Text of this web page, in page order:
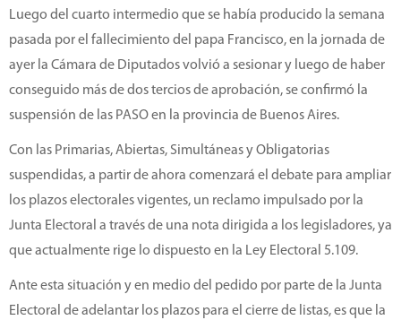
Luego del cuarto intermedio que se había producido la semana
pasada por el fallecimiento del papa Francisco, en la jornada de
ayer la Cámara de Diputados volvió a sesionar y luego de haber
conseguido más de dos tercios de aprobación, se confirmó la
suspensión de las PASO en la provincia de Buenos Aires.
Con las Primarias, Abiertas, Simultáneas y Obligatorias
suspendidas, a partir de ahora comenzará el debate para ampliar
los plazos electorales vigentes, un reclamo impulsado por la
Junta Electoral a través de una nota dirigida a los legisladores, ya
que actualmente rige lo dispuesto en la Ley Electoral 5.109.
Ante esta situación y en medio del pedido por parte de la Junta
Electoral de adelantar los plazos para el cierre de listas, es que la